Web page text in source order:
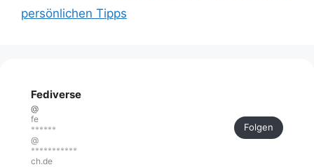
persönlichen Tipps
Fediverse
@
fe
******
@
***********
ch.de
Folgen